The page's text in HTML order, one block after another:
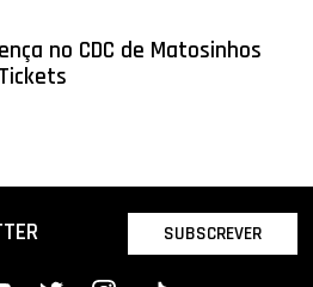
no CDC de Matosinhos
SUBSCREVER